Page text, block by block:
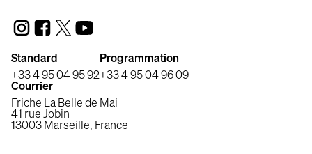
Standard
+33 4 95 04 95 92
Programmation
+33 4 95 04 96 09
Courrier
Friche La Belle de Mai
41 rue Jobin
13003 Marseille, France